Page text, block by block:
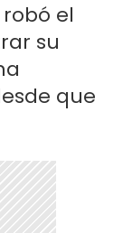
el
su
que